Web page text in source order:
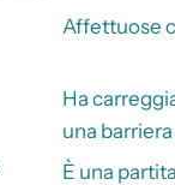
Affettuose
Ha
una
È una